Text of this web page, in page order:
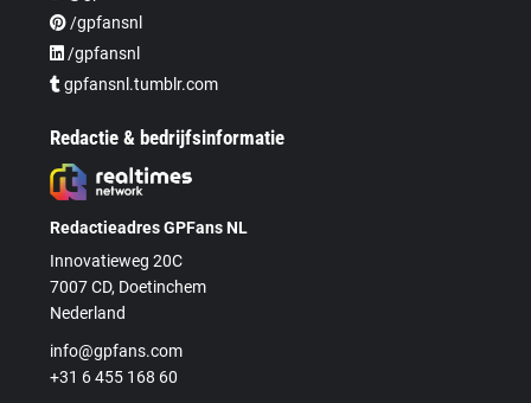
/gpfansnl
/gpfansnl
gpfansnl.tumblr.com
Redactie & bedrijfsinformatie
Redactieadres GPFans NL
Innovatieweg 20C
7007 CD, Doetinchem
Nederland
info@gpfans.com
+31 6 455 168 60